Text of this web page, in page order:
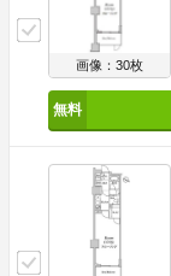
画像：30枚